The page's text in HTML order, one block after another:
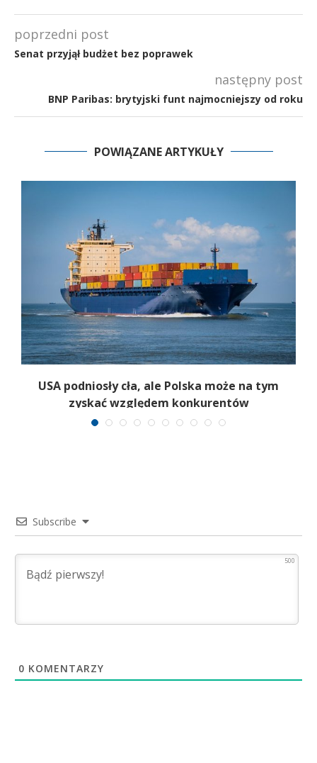
poprzedni post
Senat przyjął budżet bez poprawek
następny post
BNP Paribas: brytyjski funt najmocniejszy od roku
POWIĄZANE ARTYKUŁY
USA podniosły cła, ale Polska może na tym
zyskać względem konkurentów
Subscribe
500
0 KOMENTARZY